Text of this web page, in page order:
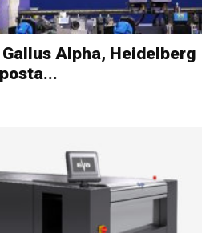
Gallus Alpha, Heidelberg